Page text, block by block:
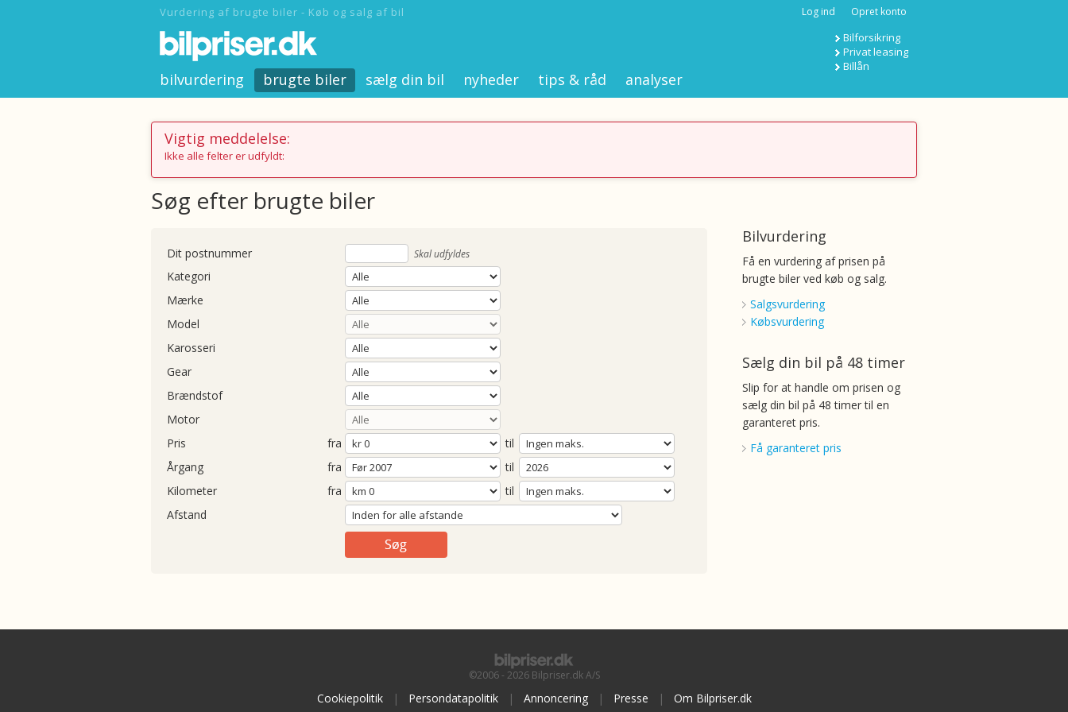
Vurdering af brugte biler - Køb og salg af bil Log ind Opret konto
Bilforsikring
Privat leasing
Billån
bilvurdering brugte biler sælg din bil nyheder tips & råd analyser
Vigtig meddelelse:
Ikke alle felter er udfyldt:
Søg efter brugte biler
Dit postnummer Skal udfyldes
Kategori
Mærke
Model
Karosseri
Gear
Brændstof
Motor
Pris
fra
til
Årgang
fra
til
Kilometer
fra
til
Afstand
Bilvurdering
Få en vurdering af prisen på
brugte biler ved køb og salg.
Salgsvurdering
Købsvurdering
Sælg din bil på 48 timer
Slip for at handle om prisen og
sælg din bil på 48 timer til en
garanteret pris.
Få garanteret pris
©2006 - 2026 Bilpriser.dk A/S
Cookiepolitik | Persondatapolitik | Annoncering | Presse | Om Bilpriser.dk